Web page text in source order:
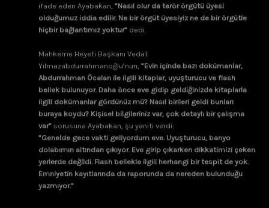
ifade eden Ayabakan, ”Nasıl olur da terör örgütü üyesi
olduğumuz iddia edilir. Ne bir örgüt üyesiyiz ne de bir örgütle
hiçbir bağlantımız yoktur” dedi.
Mahkeme Heyeti Başkanı Vedat
Yılmazabdurrahmanoğlu’nun, ”Evin içinde bazı dokümanlar,
Abdurrahman Öcalan ile ilgili kitaplar, uyuşturucu ve flash
bellek bulunuyor. Daha önce eve gidip geldiğinizde kitaplarla
ilgili dokümanlar gördünüz mü? Nasıl birileri geldi bunları
buraya koydu? Kişisel bilgileriniz var, çok detaylı bir çalışma
var” sorusuna Ayabakan, şu yanıtı verdi:
”Genelde gece vakti geliyordum eve. Uyuşturucu, banyo
dolabımın altından çıkıyor. Eve girip çıkarken dikkatimizi çeken
yerlerde değildi. Flash bellekle ilgili herhangi bir tespit de yok.
Emniyetin kayıtlarında da raporunda da nereden bulunduğu
yazmıyor.”